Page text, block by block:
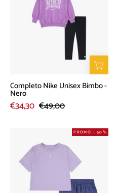
Unisex
Bimbo
Nero
Completo Nike Unisex Bimbo -
Nero
€34,30 €49,00
Completo
Converse
Unisex
Bimbo
PROMO - 50%